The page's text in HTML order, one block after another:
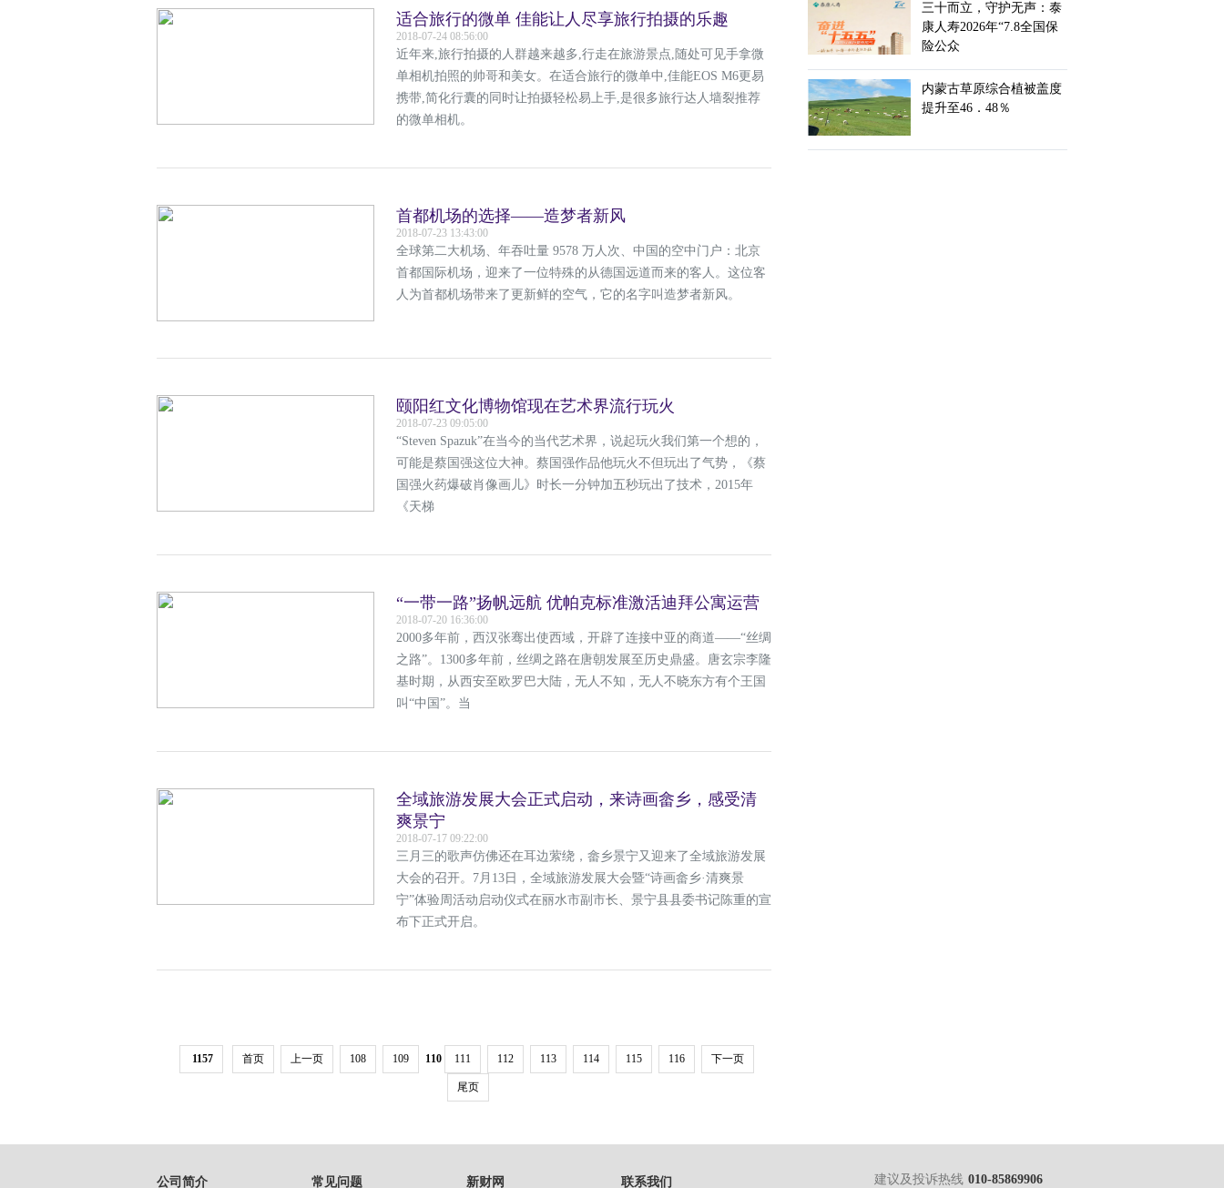
适合旅行的微单 佳能让人尽享旅行拍摄的乐趣
2018-07-24 08:56:00
近年来,旅行拍摄的人群越来越多,行走在旅游景点,随处可见手拿微
单相机拍照的帅哥和美女。在适合旅行的微单中,佳能EOS M6更易
携带,简化行囊的同时让拍摄轻松易上手,是很多旅行达人墙裂推荐
的微单相机。
首都机场的选择——造梦者新风
2018-07-23 13:43:00
全球第二大机场、年吞吐量 9578 万人次、中国的空中门户：北京
首都国际机场，迎来了一位特殊的从德国远道而来的客人。这位客
人为首都机场带来了更新鲜的空气，它的名字叫造梦者新风。
颐阳红文化博物馆现在艺术界流行玩火
2018-07-23 09:05:00
“Steven Spazuk”在当今的当代艺术界，说起玩火我们第一个想的，
可能是蔡国强这位大神。蔡国强作品他玩火不但玩出了气势，《蔡
国强火药爆破肖像画儿》时长一分钟加五秒玩出了技术，2015年
《天梯
“一带一路”扬帆远航 优帕克标准激活迪拜公寓运营
2018-07-20 16:36:00
2000多年前，西汉张骞出使西域，开辟了连接中亚的商道——“丝绸
之路”。1300多年前，丝绸之路在唐朝发展至历史鼎盛。唐玄宗李隆
基时期，从西安至欧罗巴大陆，无人不知，无人不晓东方有个王国
叫“中国”。当
全域旅游发展大会正式启动，来诗画畲乡，感受清
爽景宁
2018-07-17 09:22:00
三月三的歌声仿佛还在耳边萦绕，畲乡景宁又迎来了全域旅游发展
大会的召开。7月13日，全域旅游发展大会暨“诗画畲乡·清爽景
宁”体验周活动启动仪式在丽水市副市长、景宁县县委书记陈重的宣
布下正式开启。
1157 首页 上一页 108 109 110 111 112 113 114 115 116 下一页
尾页
三十而立，守护无声：泰
康人寿2026年“7.8全国保
险公众
内蒙古草原综合植被盖度
提升至46．48％
公司简介 常见问题 新财网 联系我们 建议及投诉热线 010-85869906